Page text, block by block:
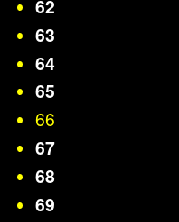
62
63
64
65
66
67
68
69